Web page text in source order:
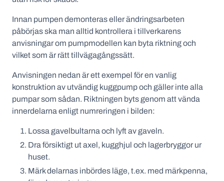
Innan pumpen demonteras eller ändringsarbeten
påbörjas ska man alltid kontrollera i tillverkarens
anvisningar om pumpmodellen kan byta riktning och
vilket som är rätt tillvägagångssätt.
Anvisningen nedan är ett exempel för en vanlig
konstruktion av utvändig kuggpump och gäller inte alla
pumpar som sådan. Riktningen byts genom att vända
innerdelarna enligt numreringen i bilden:
Lossa gavelbultarna och lyft av gaveln.
Dra försiktigt ut axel, kugghjul och lagerbryggor ur
huset.
Märk delarnas inbördes läge, t.ex. med märkpenna,